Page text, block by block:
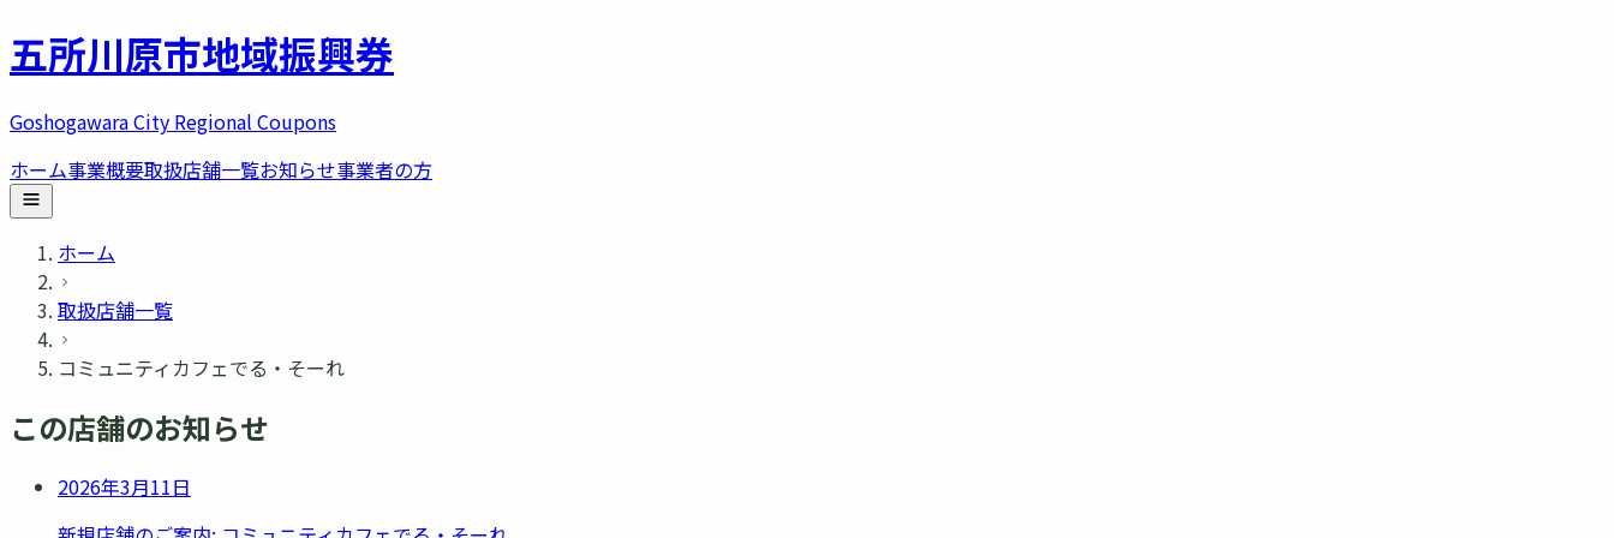
五所川原市地域振興券
Goshogawara City Regional Coupons
ホーム事業概要取扱店舗一覧お知らせ事業者の方
ホーム
取扱店舗一覧
コミュニティカフェでる・そーれ
この店舗のお知らせ
2026年3月11日